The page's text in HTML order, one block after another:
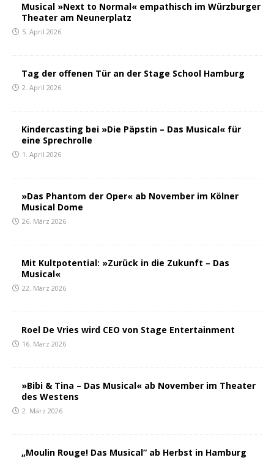
Musical »Next to Normal« empathisch im Würzburger
Theater am Neunerplatz
5. April 2026
Tag der offenen Tür an der Stage School Hamburg
2. April 2026
Kindercasting bei »Die Päpstin – Das Musical« für
eine Sprechrolle
1. April 2026
»Das Phantom der Oper« ab November im Kölner
Musical Dome
26. März 2026
Mit Kultpotential: »Zurück in die Zukunft – Das
Musical«
22. März 2026
Roel De Vries wird CEO von Stage Entertainment
16. März 2026
»Bibi & Tina – Das Musical« ab November im Theater
des Westens
2. März 2026
„Moulin Rouge! Das Musical“ ab Herbst in Hamburg